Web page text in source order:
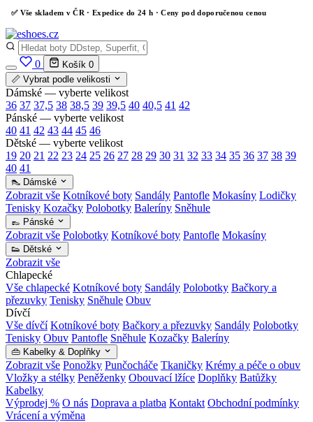
✅ Vše skladem v ČR · Expedice do 24 h · Ceny pod doporučenou cenou
0 Košík 0
📏 Vybrat podle velikosti
Dámské — vyberte velikost
36 37 37,5 38 38,5 39 39,5 40 40,5 41 42
Pánské — vyberte velikost
40 41 42 43 44 45 46
Dětské — vyberte velikost
19 20 21 22 23 24 25 26 27 28 29 30 31 32 33 34 35 36 37 38 39
40 41
👠 Dámské
Zobrazit vše Kotníkové boty Sandály Pantofle Mokasíny Lodičky
Tenisky Kozačky Polobotky Baleríny Sněhule
👞 Pánské
Zobrazit vše Polobotky Kotníkové boty Pantofle Mokasíny
👟 Dětské
Zobrazit vše
Chlapecké
Vše chlapecké Kotníkové boty Sandály Polobotky Bačkory a
přezuvky Tenisky Sněhule Obuv
Dívčí
Vše dívčí Kotníkové boty Bačkory a přezuvky Sandály Polobotky
Tenisky Obuv Pantofle Sněhule Kozačky Baleríny
👜 Kabelky & Doplňky
Zobrazit vše Ponožky Punčocháče Tkaničky Krémy a péče o obuv
Vložky a stélky Peněženky Obouvací lžíce Doplňky Batůžky
Kabelky
Výprodej % O nás Doprava a platba Kontakt Obchodní podmínky
Vrácení a výměna